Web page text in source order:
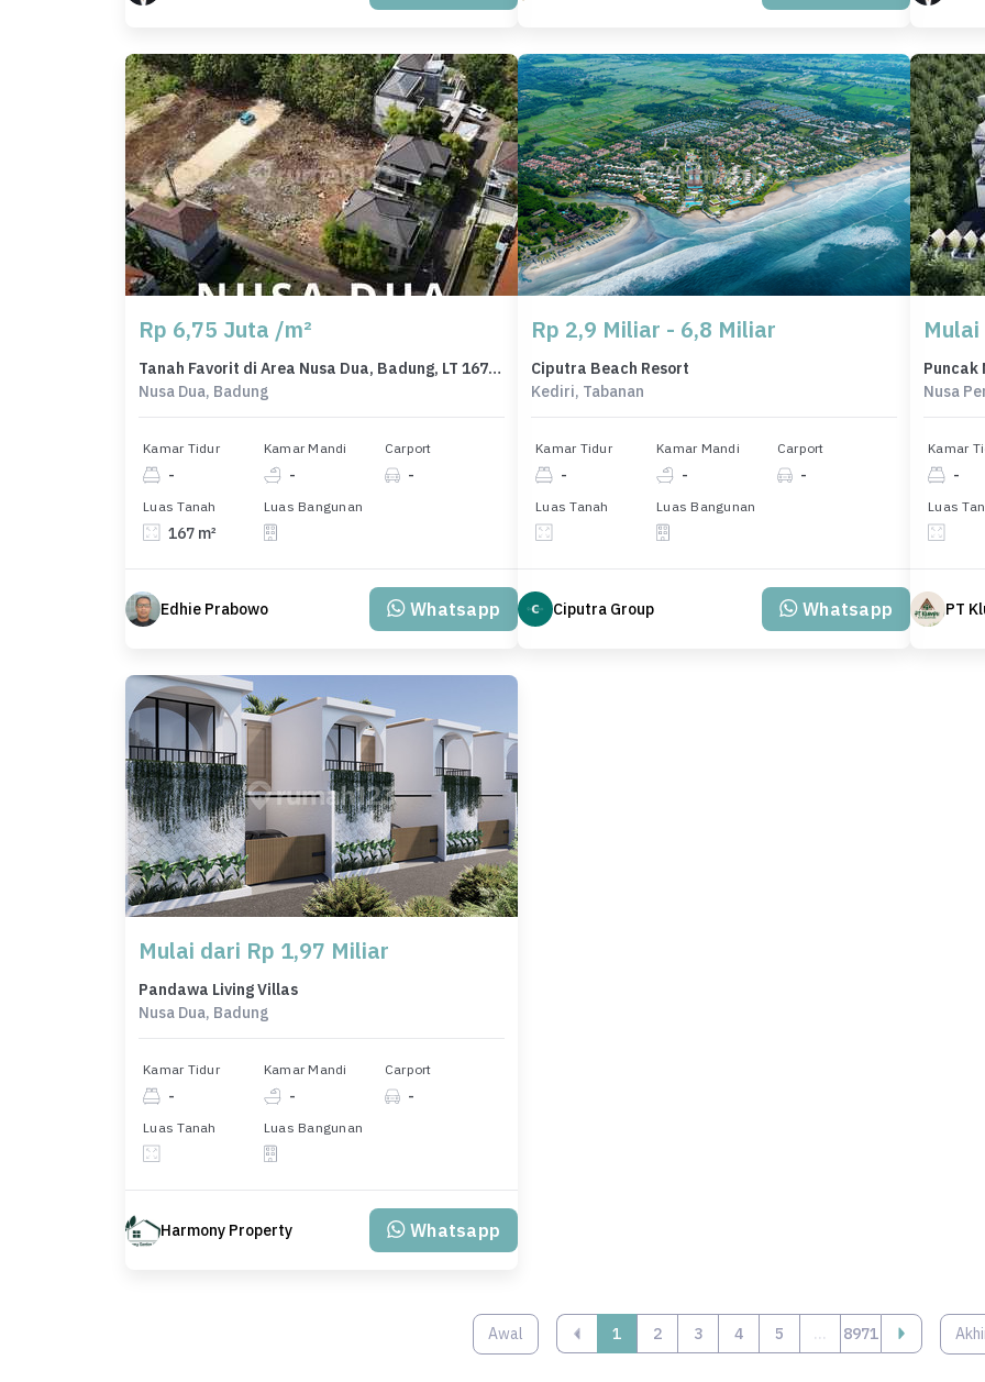
Rp 6,75 Juta /m²
Tanah Favorit di Area Nusa Dua, Badung, LT 167m²
Nusa Dua, Badung
Kamar Tidur
-
Kamar Mandi
-
Carport
-
Luas Tanah
167 m²
Luas Bangunan
Edhie Prabowo Whatsapp
Rp 2,9 Miliar - 6,8 Miliar
Ciputra Beach Resort
Kediri, Tabanan
Kamar Tidur
-
Kamar Mandi
-
Carport
-
Luas Tanah Luas Bangunan
Ciputra Group Whatsapp
Puncak
Nusa
Kamar
-
Luas
Mulai dari Rp 1,97 Miliar
Pandawa Living Villas
Nusa Dua, Badung
Kamar Tidur
-
Kamar Mandi
-
Carport
-
Luas Tanah Luas Bangunan
Harmony Property Whatsapp
Awal ‹ 1 2 3 4 5 ... 8971